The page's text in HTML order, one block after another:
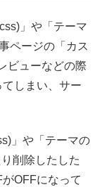
」や「テーマ
ページの「カス
ビューなどの際
しまい、サー
」や「テーマの
削除したした
OFFになって